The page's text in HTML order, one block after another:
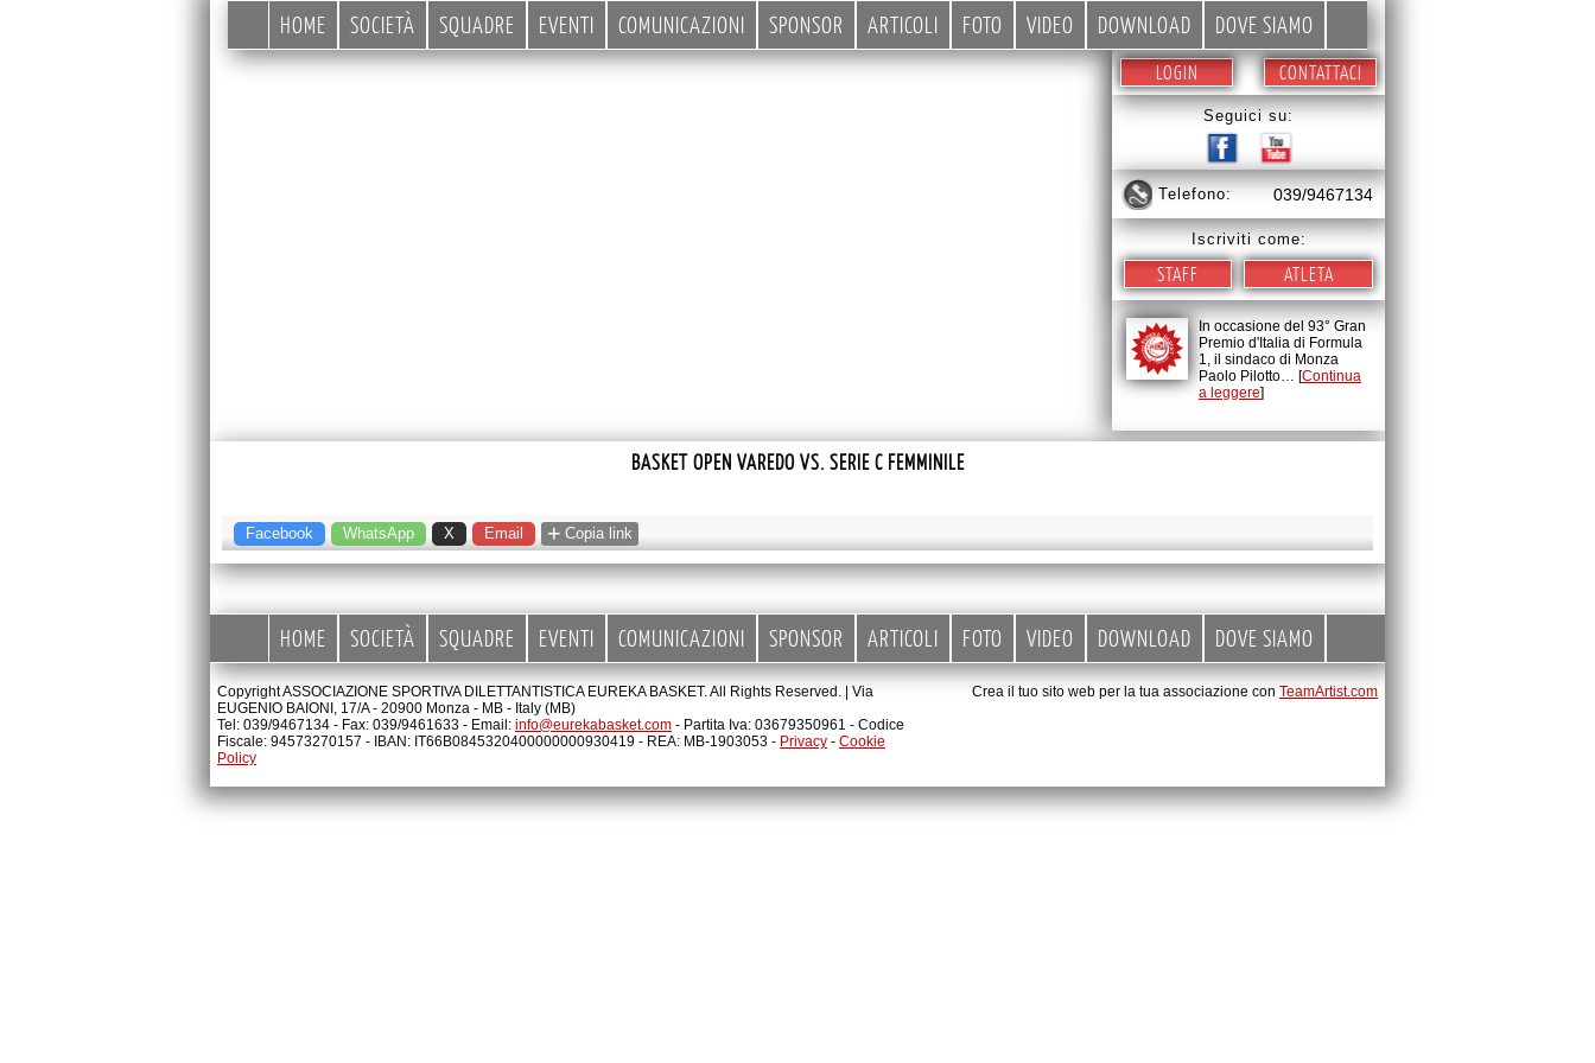
HOME SOCIETÀ SQUADRE EVENTI COMUNICAZIONI SPONSOR ARTICOLI FOTO VIDEO DOWNLOAD DOVE SIAMO
LOGIN CONTATTACI
Seguici su:
telefono: 039/9467134
Iscriviti come:
STAFF ATLETA
In occasione del 93° Gran
Premio d'Italia di Formula
1, il sindaco di Monza
Paolo Pilotto… [Continua
a leggere]
BASKET OPEN VAREDO VS. SERIE C FEMMINILE
Facebook WhatsApp X Email + Copia link
HOME SOCIETÀ SQUADRE EVENTI COMUNICAZIONI SPONSOR ARTICOLI FOTO VIDEO DOWNLOAD DOVE SIAMO
Copyright ASSOCIAZIONE SPORTIVA DILETTANTISTICA EUREKA BASKET. All Rights Reserved. | Via
EUGENIO BAIONI, 17/A - 20900 Monza - MB - Italy (MB)
Tel: 039/9467134 - Fax: 039/9461633 - Email: info@eurekabasket.com - Partita Iva: 03679350961 - Codice
Fiscale: 94573270157 - IBAN: IT66B0845320400000000930419 - REA: MB-1903053 - Privacy - Cookie
Policy
Crea il tuo sito web per la tua associazione con TeamArtist.com